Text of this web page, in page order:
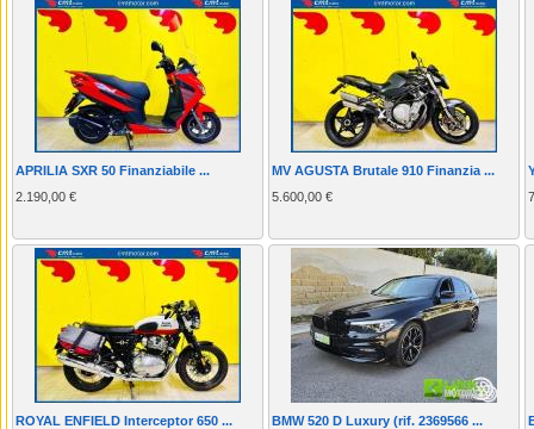
APRILIA SXR 50 Finanziabile ...
2.190,00 €
MV AGUSTA Brutale 910 Finanzia ...
5.600,00 €
ROYAL ENFIELD Interceptor 650 ...
BMW 520 D Luxury (rif. 2369566 ...